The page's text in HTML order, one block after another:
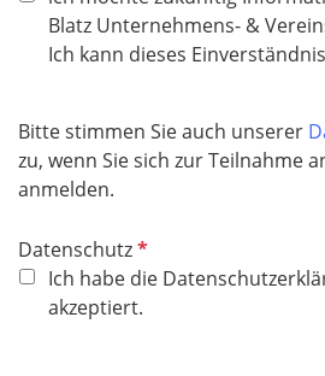
Blatz Unternehmens- &
Ich kann dieses
Bitte stimmen Sie auch unserer
zu, wenn Sie sich zur Teilnahme
anmelden.
DatenschutzP
f
l
Ich habe die
akzeptiert.